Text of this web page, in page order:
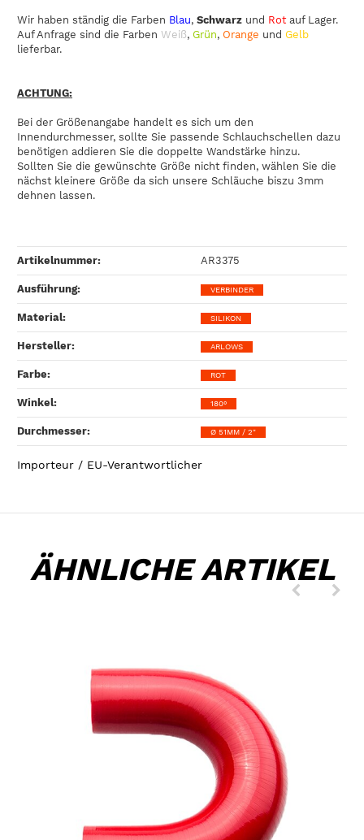
Wir haben ständig die Farben Blau, Schwarz und Rot auf Lager.
Auf Anfrage sind die Farben Weiß, Grün, Orange und Gelb
lieferbar.
ACHTUNG:
Bei der Größenangabe handelt es sich um den
Innendurchmesser, sollte Sie passende Schlauchschellen dazu
benötigen addieren Sie die doppelte Wandstärke hinzu.
Sollten Sie die gewünschte Größe nicht finden, wählen Sie die
nächst kleinere Größe da sich unsere Schläuche biszu 3mm
dehnen lassen.
Artikelnummer: AR3375
Ausführung‍: VERBINDER
Material‍: SILIKON
Hersteller‍: ARLOWS
Farbe‍: ROT
Winkel‍: 180°
Durchmesser‍: Ø 51MM / 2"
Importeur / EU-Verantwortlicher
ÄHNLICHE ARTIKEL